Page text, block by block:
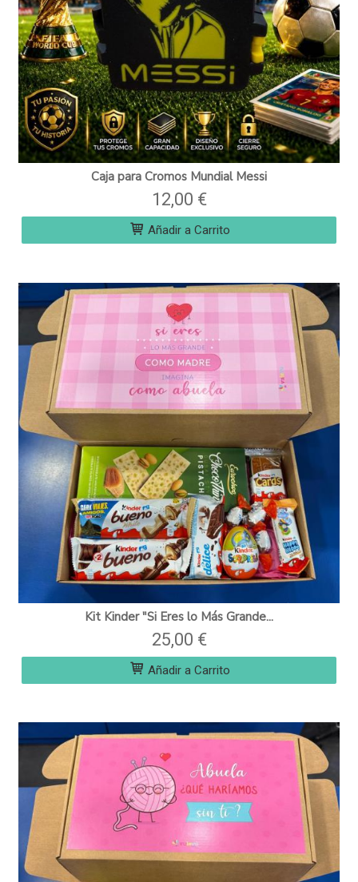
Caja para Cromos Mundial Messi
12,00 €
Añadir a Carrito
Kit Kinder "Si Eres lo Más Grande...
25,00 €
Añadir a Carrito